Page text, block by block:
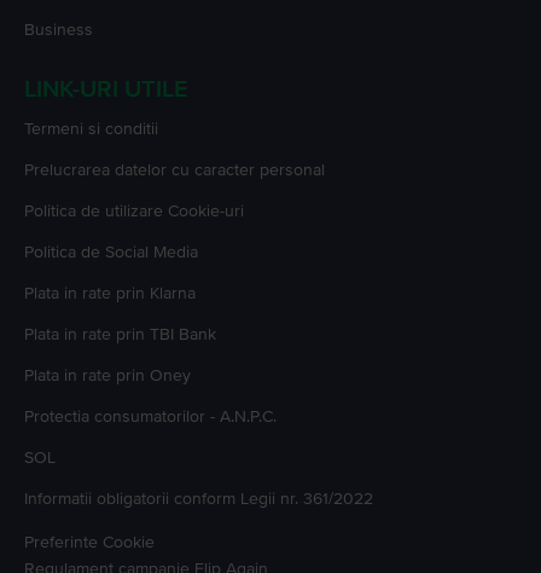
Business
LINK-URI UTILE
Termeni si conditii
Prelucrarea datelor cu caracter personal
Politica de utilizare Cookie-uri
Politica de Social Media
Plata in rate prin Klarna
Plata in rate prin TBI Bank
Plata in rate prin Oney
Protectia consumatorilor - A.N.P.C.
SOL
Informatii obligatorii conform Legii nr. 361/2022
Preferinte Cookie
Regulament campanie Flip Again